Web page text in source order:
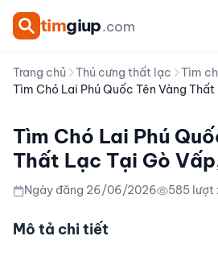
timgiup.com
Trang chủ Thú cưng thất lạc
Tìm
Tìm Chó Lai Phú Quốc Tên Vàng
Tìm Chó Lai Phú
Thất Lạc Tại Gò
Ngày đăng 26/06/2026 585 lượt
Mô tả chi tiết